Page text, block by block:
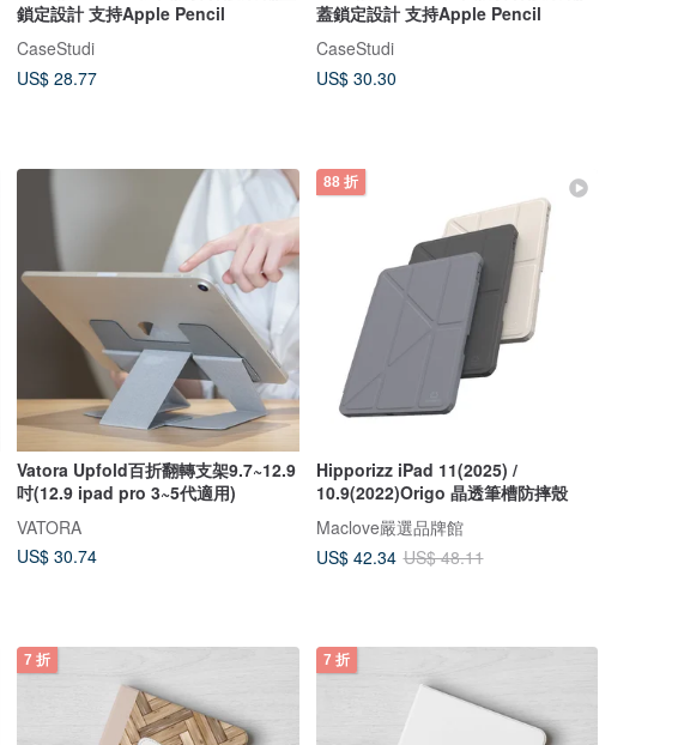
鎖定設計 支持Apple Pencil
CaseStudi
US$ 28.77
蓋鎖定設計 支持Apple Pencil
CaseStudi
US$ 30.30
Vatora Upfold百折翻轉支架9.7~12.9
吋(12.9 ipad pro 3~5代適用)
VATORA
US$ 30.74
88 折
Hipporizz iPad 11(2025) /
10.9(2022)Origo 晶透筆槽防摔殼
Maclove嚴選品牌館
US$ 42.34 US$ 48.11
7 折 7 折